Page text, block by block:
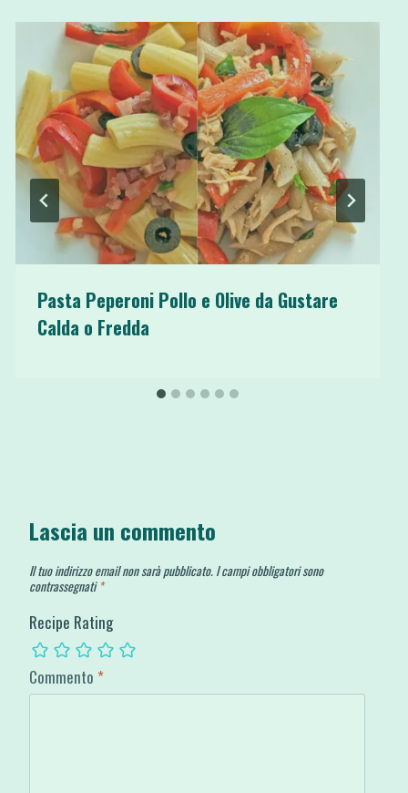
Pasta Peperoni Pollo e Olive da Gustare
Calda o Fredda
Lascia un commento
Il tuo indirizzo email non sarà pubblicato. I campi obbligatori sono
contrassegnati *
Recipe Rating
Commento *